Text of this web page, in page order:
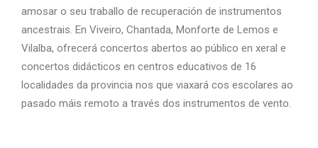
amosar o seu traballo de recuperación de instrumentos
ancestrais. En Viveiro, Chantada, Monforte de Lemos e
Vilalba, ofrecerá concertos abertos ao público en xeral e
concertos didácticos en centros educativos de 16
localidades da provincia nos que viaxará cos escolares ao
pasado máis remoto a través dos instrumentos de vento.